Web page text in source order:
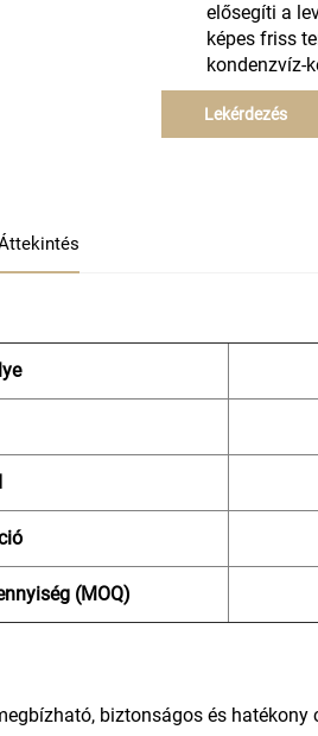
elősegíti a
képes friss
kondenzvíz-
Lekérdezés
(MOQ)
biztonságos és